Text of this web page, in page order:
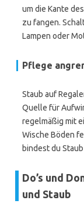
um die Kante
zu fangen.
Lampen oder
Pflege
Staub auf
Quelle für
regelmäßig mit
Wische Böden
bindest du
Do’s und
und Staub